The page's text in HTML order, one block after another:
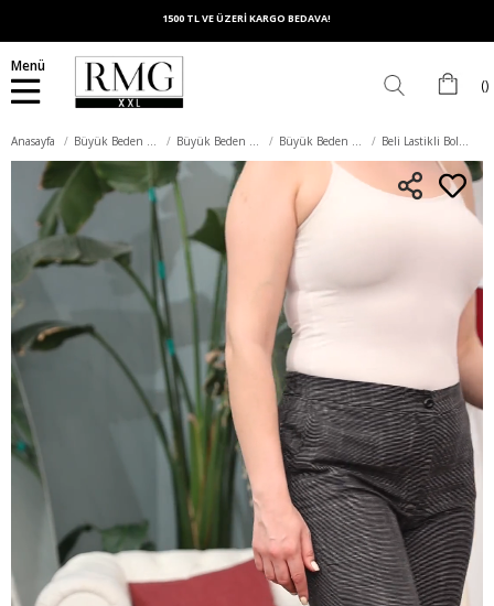
1500 TL VE ÜZERİ KARGO BEDAVA!
Menü
Anasayfa Büyük Beden Alt Giyim Büyük Beden Pantolon Büyük Beden Kumaş Pantolon Beli Lastikli Bol Paça Büyük Beden Siyah Kumaş Pantolon